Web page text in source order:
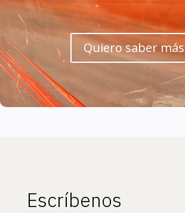
Quiero saber más
Escríbenos